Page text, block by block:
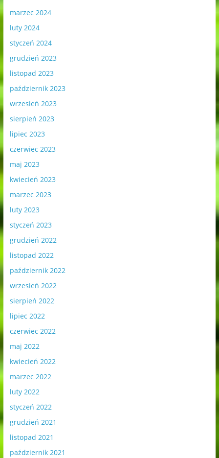
marzec 2024
luty 2024
styczeń 2024
grudzień 2023
listopad 2023
październik 2023
wrzesień 2023
sierpień 2023
lipiec 2023
czerwiec 2023
maj 2023
kwiecień 2023
marzec 2023
luty 2023
styczeń 2023
grudzień 2022
listopad 2022
październik 2022
wrzesień 2022
sierpień 2022
lipiec 2022
czerwiec 2022
maj 2022
kwiecień 2022
marzec 2022
luty 2022
styczeń 2022
grudzień 2021
listopad 2021
październik 2021